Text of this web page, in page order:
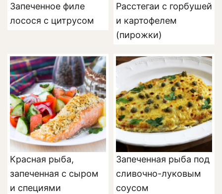
Запеченное филе
лосося с цитрусом
Расстегаи с горбушей
и картофелем
(пирожки)
Красная рыба,
запеченная с сыром
и специями
Запеченная рыба под
сливочно-луковым
соусом